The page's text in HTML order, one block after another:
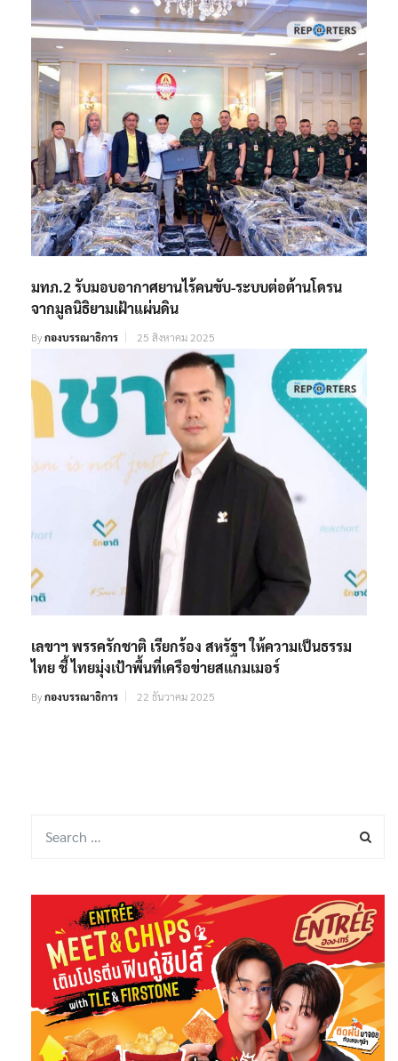
มทภ.2 รับมอบอากาศยานไร้คนขับ-ระบบต่อต้านโดรน
จากมูลนิธิยามเฝ้าแผ่นดิน
Byกองบรรณาธิการ 25 สิงหาคม 2025
เลขาฯ พรรครักชาติ เรียกร้อง สหรัฐฯ ให้ความเป็นธรรม
ไทย ชี้ ไทยมุ่งเป้าพื้นที่เครือข่ายสแกมเมอร์
Byกองบรรณาธิการ 22 ธันวาคม 2025